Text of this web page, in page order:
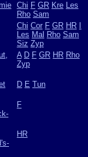
Chi F GR Kre Les
Rho Sam
Chi Cor F GR HR
Les Mal Rho Sam
Siz Zyp
A D F GR HR Rho
Zyp
D E Tun
F
HR